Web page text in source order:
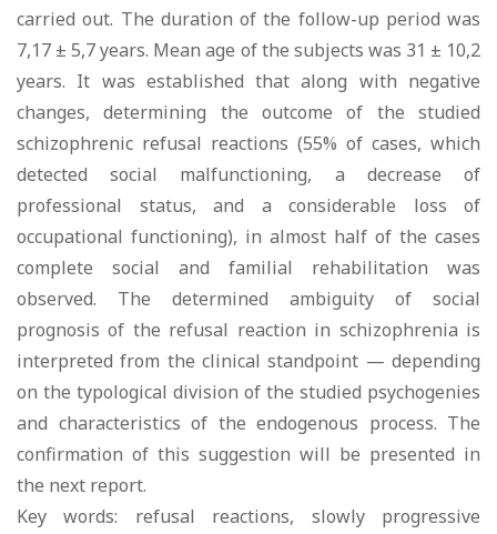
carried out. The duration of the follow-up period was
7,17 ± 5,7 years. Mean age of the subjects was 31 ± 10,2
years. It was established that along with negative
changes, determining the outcome of the studied
schizophrenic refusal reactions (55% of cases, which
detected social malfunctioning, a decrease of
professional status, and a considerable loss of
occupational functioning), in almost half of the cases
complete social and familial rehabilitation was
observed. The determined ambiguity of social
prognosis of the refusal reaction in schizophrenia is
interpreted from the clinical standpoint — depending
on the typological division of the studied psychogenies
and characteristics of the endogenous process. The
confirmation of this suggestion will be presented in
the next report.
Key words: refusal reactions, slowly progressive